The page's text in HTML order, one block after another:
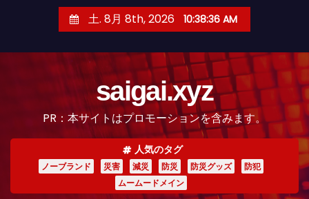
土. 8月 8th, 2026 10:38:38 AM
saigai.xyz
PR：本サイトはプロモーションを含みます。
人気のタグ
ノーブランド 災害 減災 防災 防災グッズ
防犯
ムームードメイン